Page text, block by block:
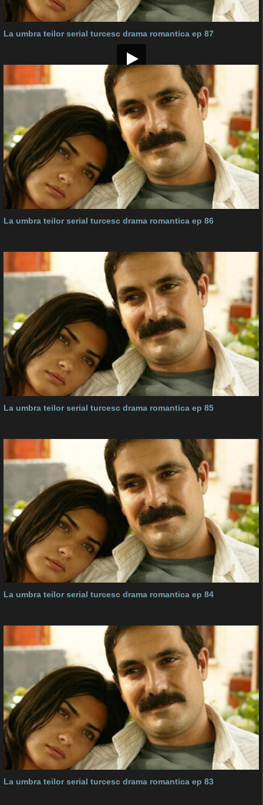
La umbra teilor serial turcesc drama romantica ep 87
La umbra teilor serial turcesc drama romantica ep 86
La umbra teilor serial turcesc drama romantica ep 85
La umbra teilor serial turcesc drama romantica ep 84
La umbra teilor serial turcesc drama romantica ep 83